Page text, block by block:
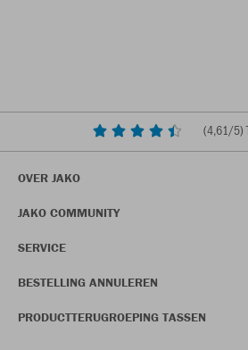
(4,61/5)
OVER JAKO
JAKO COMMUNITY
SERVICE
BESTELLING ANNULEREN
PRODUCTTERUGROEPING TASSEN